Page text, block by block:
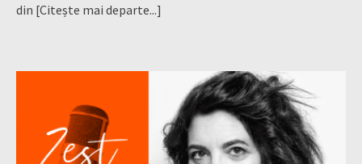
din [Citește mai departe...]